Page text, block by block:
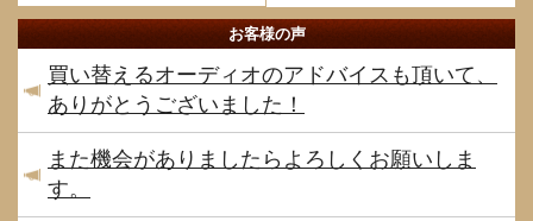
お客様の声
買い替えるオーディオのアドバイスも頂いて、
ありがとうございました！
また機会がありましたらよろしくお願いしま
す。